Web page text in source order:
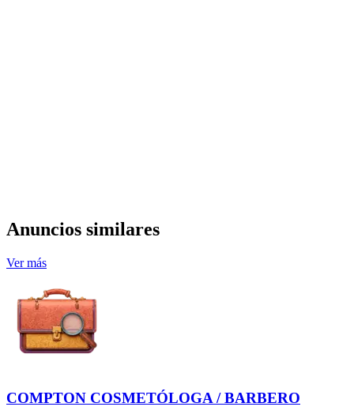
Anuncios similares
Ver más
COMPTON COSMETÓLOGA / BARBERO